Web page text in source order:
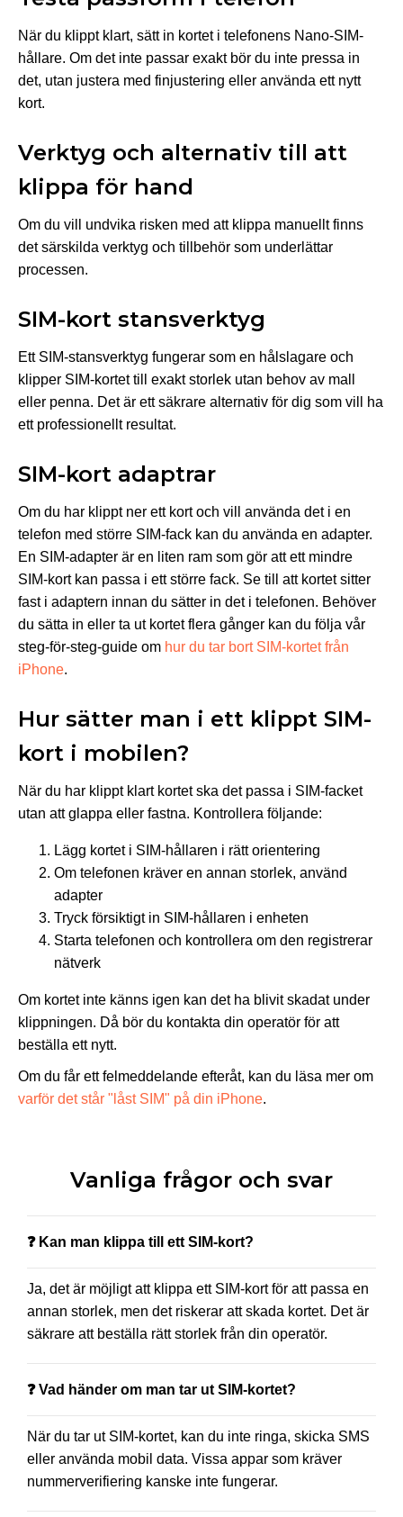
När du klippt klart, sätt in kortet i telefonens Nano-SIM-
hållare. Om det inte passar exakt bör du inte pressa in
det, utan justera med finjustering eller använda ett nytt
kort.
Verktyg och alternativ till att
klippa för hand
Om du vill undvika risken med att klippa manuellt finns
det särskilda verktyg och tillbehör som underlättar
processen.
SIM-kort stansverktyg
Ett SIM-stansverktyg fungerar som en hålslagare och
klipper SIM-kortet till exakt storlek utan behov av mall
eller penna. Det är ett säkrare alternativ för dig som vill ha
ett professionellt resultat.
SIM-kort adaptrar
Om du har klippt ner ett kort och vill använda det i en
telefon med större SIM-fack kan du använda en adapter.
En SIM-adapter är en liten ram som gör att ett mindre
SIM-kort kan passa i ett större fack. Se till att kortet sitter
fast i adaptern innan du sätter in det i telefonen. Behöver
du sätta in eller ta ut kortet flera gånger kan du följa vår
steg-för-steg-guide om hur du tar bort SIM-kortet från
iPhone.
Hur sätter man i ett klippt SIM-
kort i mobilen?
När du har klippt klart kortet ska det passa i SIM-facket
utan att glappa eller fastna. Kontrollera följande:
Lägg kortet i SIM-hållaren i rätt orientering
Om telefonen kräver en annan storlek, använd
adapter
Tryck försiktigt in SIM-hållaren i enheten
Starta telefonen och kontrollera om den registrerar
nätverk
Om kortet inte känns igen kan det ha blivit skadat under
klippningen. Då bör du kontakta din operatör för att
beställa ett nytt.
Om du får ett felmeddelande efteråt, kan du läsa mer om
varför det står "låst SIM" på din iPhone.
Vanliga frågor och svar
❓ Kan man klippa till ett SIM-kort?
Ja, det är möjligt att klippa ett SIM-kort för att passa en
annan storlek, men det riskerar att skada kortet. Det är
säkrare att beställa rätt storlek från din operatör.
❓ Vad händer om man tar ut SIM-kortet?
När du tar ut SIM-kortet, kan du inte ringa, skicka SMS
eller använda mobil data. Vissa appar som kräver
nummerverifiering kanske inte fungerar.